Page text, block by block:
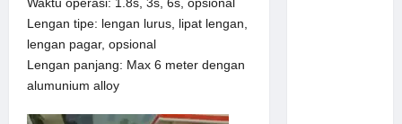
Waktu operasi: 1.8s, 3s, 6s, opsional
Lengan tipe: lengan lurus, lipat lengan,
lengan pagar, opsional
Lengan panjang: Max 6 meter dengan
alumunium alloy